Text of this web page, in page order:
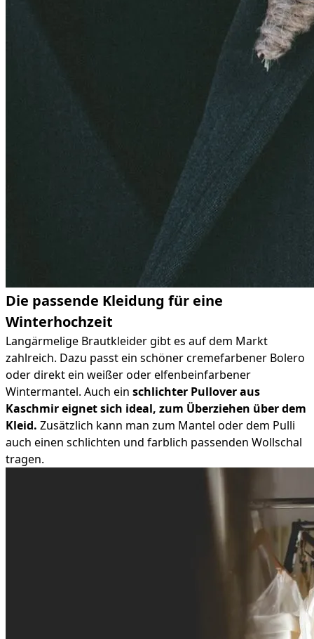
Die passende Kleidung für eine
Winterhochzeit
Langärmelige Brautkleider gibt es auf dem Markt
zahlreich. Dazu passt ein schöner cremefarbener Bolero
oder direkt ein weißer oder elfenbeinfarbener
Wintermantel. Auch ein schlichter Pullover aus
Kaschmir eignet sich ideal, zum Überziehen über dem
Kleid. Zusätzlich kann man zum Mantel oder dem Pulli
auch einen schlichten und farblich passenden Wollschal
tragen.